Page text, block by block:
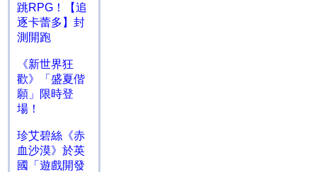
跳RPG！【追
逐卡蕾多】封
測開跑
《新世界狂
歡》「盛夏偕
願」限時登
場！
珍艾碧絲《赤
血沙漠》於英
國「遊戲開發